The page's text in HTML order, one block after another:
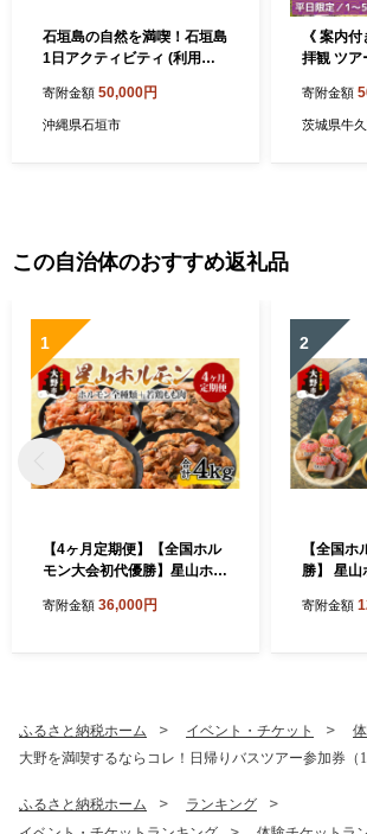
石垣島の自然を満喫！石垣島
1日アクティビティ (利用券 1
寄附金額 50,000円
沖縄県石垣市
《 案内
拝観 ツ
加券 体験
寄附金額
茨城県牛
この自治体のおすすめ返礼品
1
【4ヶ月定期便】【全国ホル
モン大会初代優勝】星山ホル
もも肉4ヶ月定期便セット
寄附金額 36,000円
2
【全国
勝】 星山
セット (
寄附金額
ふるさと納税ホーム イベント・チケット
大野を満喫するならコレ！日帰りバスツアー参加券（1
ふるさと納税ホーム
ランキング